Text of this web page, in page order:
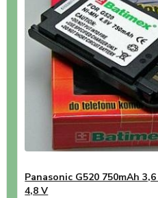
Panasonic G520 750mAh
4,8 V